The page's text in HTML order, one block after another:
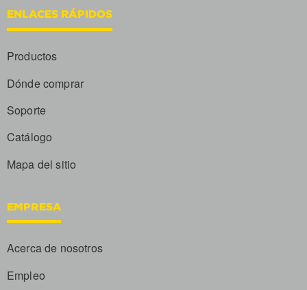
ENLACES RÁPIDOS
Productos
Dónde comprar
Soporte
Catálogo
Mapa del sitio
EMPRESA
Acerca de nosotros
Empleo